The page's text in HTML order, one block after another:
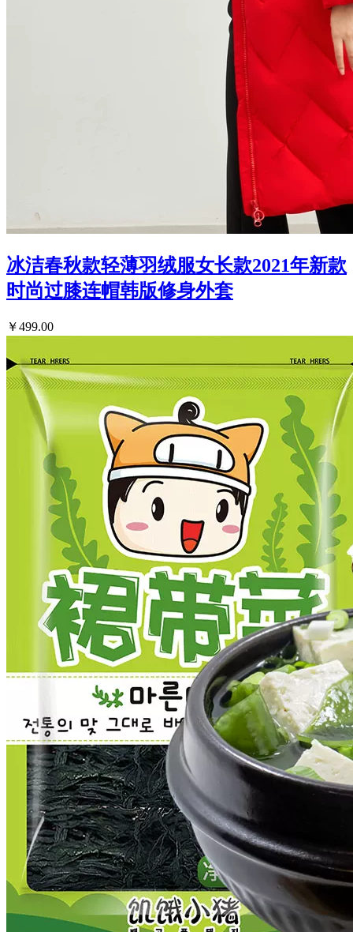
冰洁春秋款轻薄羽绒服女长款2021年新款
时尚过膝连帽韩版修身外套
￥499.00